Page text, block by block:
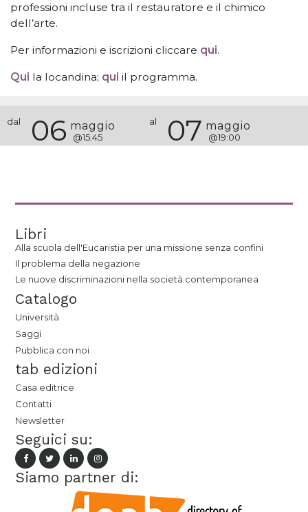
professioni incluse tra il restauratore e il chimico
dell’arte.
Per informazioni e iscrizioni cliccare qui.
Qui la locandina; qui il programma.
dal 06 maggio
@15:45
al 07 maggio
@19:00
Libri
Alla scuola dell'Eucaristia per una missione senza confini
Il problema della negazione
Le nuove discriminazioni nella società contemporanea
Catalogo
Università
Saggi
Pubblica con noi
tab edizioni
Casa editrice
Contatti
Newsletter
Seguici su:
Siamo partner di: